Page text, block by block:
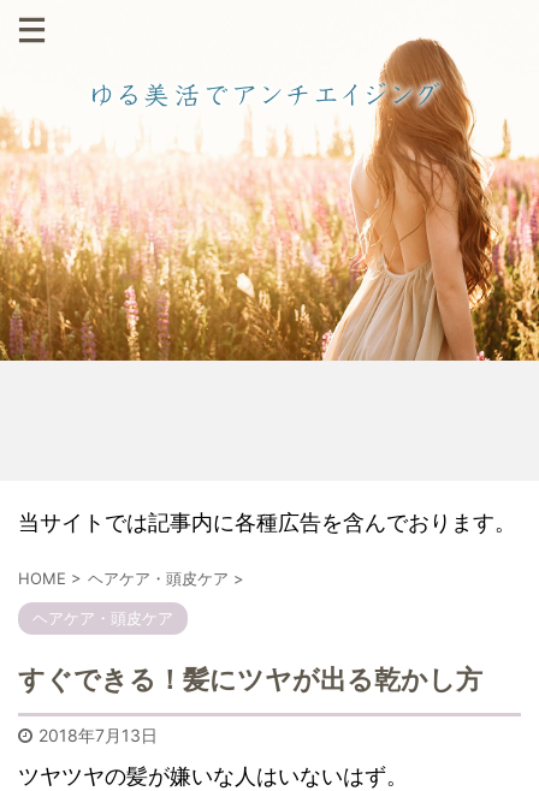
当サイトでは記事内に各種広告を含んでおります。
HOME > ヘアケア・頭皮ケア >
ヘアケア・頭皮ケア
すぐできる！髪にツヤが出る乾かし方
2018年7月13日
ツヤツヤの髪が嫌いな人はいないはず。